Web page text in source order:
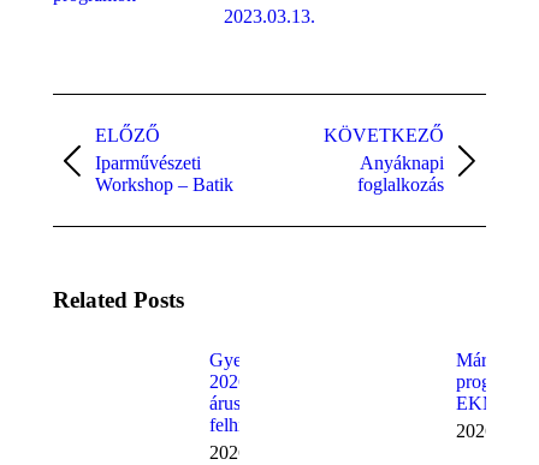
2023.03.13.
navigation
ELŐZŐ
Previous
post:
Iparművészeti
Workshop – Batik
KÖVETKEZŐ
Anyáknapi
foglalkozás
Related Posts
Gyermeknap
2026 –
árusító
felhívás
2026.03.11.
Márciusi
EKMK